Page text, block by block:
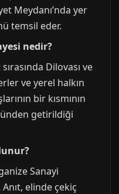
Meydanı’nda yer
temsil eder.
nedir?
Dilovası ve
ve yerel halkın
bir kısmının
getirildiği
Sanayi
elinde çekiç